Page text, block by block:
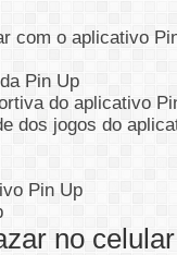
com o aplicativo
Pin Up
do aplicativo
dos jogos do
Pin Up
no